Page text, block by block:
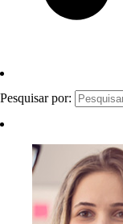
Pesquisar por: